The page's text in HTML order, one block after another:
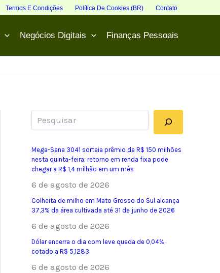
Termos E Condições Política De Cookies (BR) Contato
Negócios Digitais Finanças Pessoais
Mega-Sena 3041 sorteia prêmio de R$ 150 milhões
nesta quinta-feira; retorno em renda fixa pode
chegar a R$ 1,4 milhão em um mês
6 de agosto de 2026
Colheita de milho em Mato Grosso do Sul alcança
37,3% da área cultivada até 31 de junho de 2026
6 de agosto de 2026
Dólar encerra o dia com leve queda de 0,04%,
cotado a R$ 5,1283
6 de agosto de 2026